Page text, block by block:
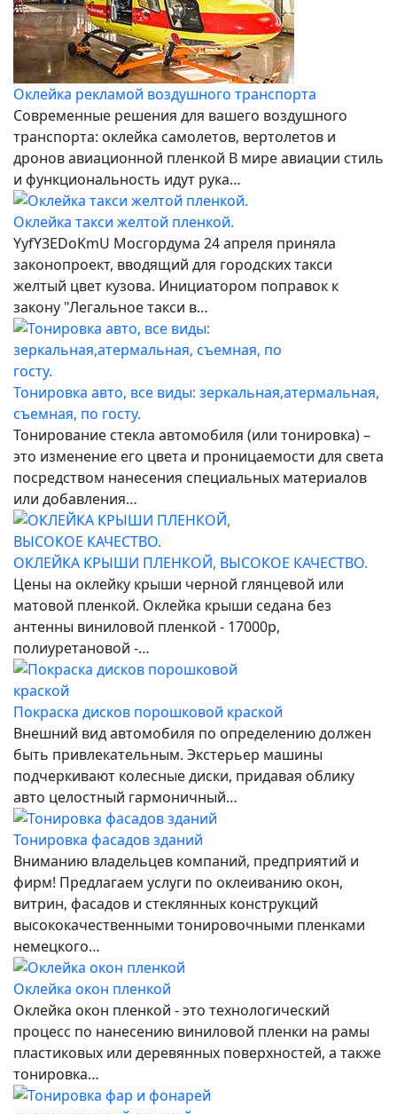
Оклейка рекламой воздушного транспорта
Современные решения для вашего воздушного
транспорта: оклейка самолетов, вертолетов и
дронов авиационной пленкой В мире авиации стиль
и функциональность идут рука…
Оклейка такси желтой пленкой.
YyfY3EDoKmU Мосгордума 24 апреля приняла
законопроект, вводящий для городских такси
желтый цвет кузова. Инициатором поправок к
закону "Легальное такси в…
Тонировка авто, все виды: зеркальная,атермальная,
съемная, по госту.
Тонирование стекла автомобиля (или тонировка) –
это изменение его цвета и проницаемости для света
посредством нанесения специальных материалов
или добавления…
ОКЛЕЙКА КРЫШИ ПЛЕНКОЙ, ВЫСОКОЕ КАЧЕСТВО.
Цены на оклейку крыши черной глянцевой или
матовой пленкой. Оклейка крыши седана без
антенны виниловой пленкой - 17000р,
полиуретановой -…
Покраска дисков порошковой краской
Внешний вид автомобиля по определению должен
быть привлекательным. Экстерьер машины
подчеркивают колесные диски, придавая облику
авто целостный гармоничный…
Тонировка фасадов зданий
Вниманию владельцев компаний, предприятий и
фирм! Предлагаем услуги по оклеиванию окон,
витрин, фасадов и стеклянных конструкций
высококачественными тонировочными пленками
немецкого…
Оклейка окон пленкой
Оклейка окон пленкой - это технологический
процесс по нанесению виниловой пленки на рамы
пластиковых или деревянных поверхностей, а также
тонировка…